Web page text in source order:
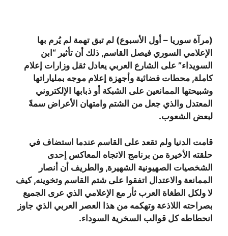
(مرآة سوريا – أول الأسبوع) لم تبق تهمة لم يُرم بها
الإعلامي السوري فيصل القاسم, ذلك أن تأثير “ابن
السويداء” على الشارع العربي يعادل ثقل وزارات إعلام
كاملة, محطات فضائية وأجهزة إعلام موجه بملياراتها
وشبيحتها الممانعين على الشبكة أو ذبابها الإلكتروني
المعتدل والذي جعل من الشتم وامتهان الأعراض سمةً
لبعض الشعوب.
قامت الدنيا ولم تقعد على القاسم عندما استضاف في
حلقته الأخيرة من برنامج الاتجاه المعاكس إحدى
الشخصيات الصهيونية الشهيرة, والطريف أن أنصار
الممانعة والاعتدال اتفقوا على شتم القاسم وتخوينه, كيف
لا ولكل الطغاة العرب ثأر مع الإعلامي الذي عرى الجميع
بصراحته اللاذعة وتهكمه من هذا العصر العربي الذي جاوز
انحطاطه كل قوالب السخرية السوداء.